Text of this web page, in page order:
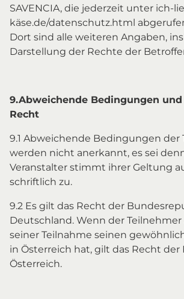
SAVENCIA, die jederzeit unter ich-
käse.de/datenschutz.html
Dort sind alle weiteren Angaben,
Darstellung der Rechte der
9.Abweichende Bedingungen
Recht
9.1 Abweichende Bedingungen der
werden nicht anerkannt, es sei
Veranstalter stimmt ihrer Geltung
schriftlich zu.
9.2 Es gilt das Recht der
Deutschland. Wenn der
seiner Teilnahme seinen
in Österreich hat, gilt das Recht der
Österreich.